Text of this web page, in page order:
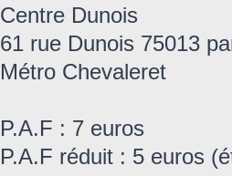
Centre Dunois
61 rue Dunois 75013
Métro Chevaleret
P.A.F : 7 euros
P.A.F réduit : 5 euros